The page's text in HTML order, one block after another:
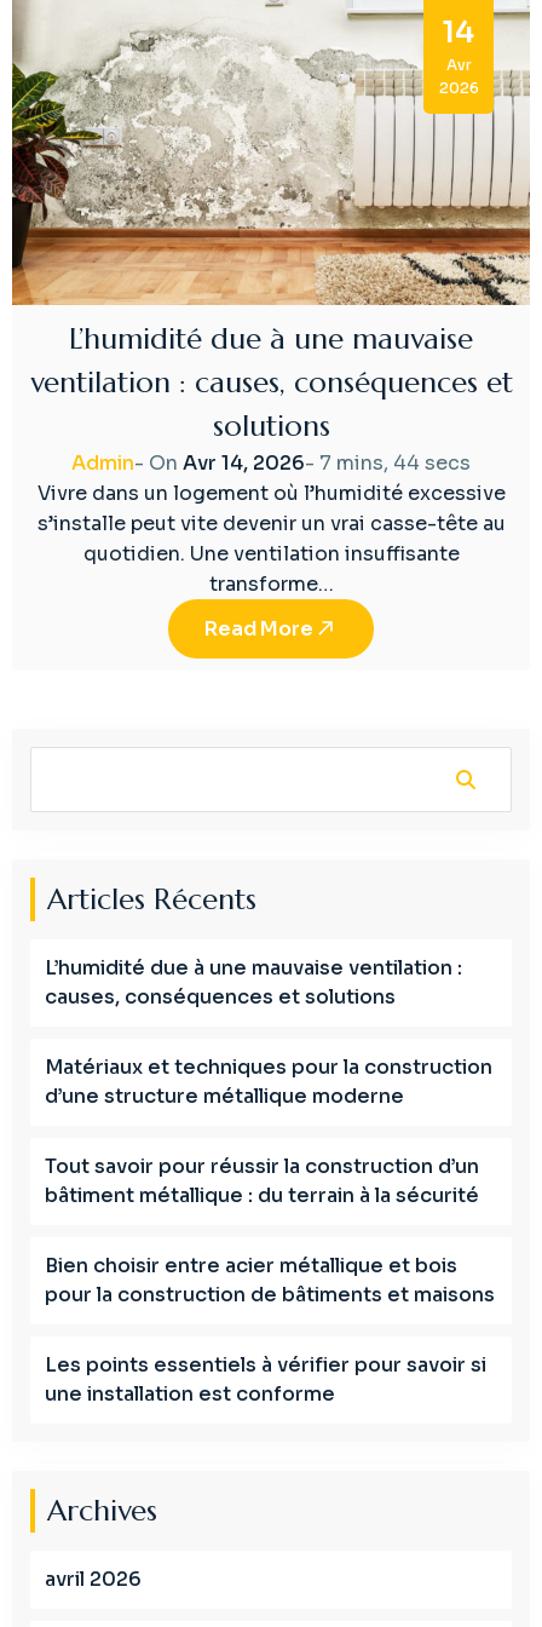
14
Avr
2026
L’humidité due à une mauvaise
ventilation : causes, conséquences et
solutions
Admin- On Avr 14, 2026- 7 mins, 44 secs
Vivre dans un logement où l’humidité excessive
s’installe peut vite devenir un vrai casse-tête au
quotidien. Une ventilation insuffisante
transforme…
Read More
Articles Récents
L’humidité due à une mauvaise ventilation :
causes, conséquences et solutions
Matériaux et techniques pour la construction
d’une structure métallique moderne
Tout savoir pour réussir la construction d’un
bâtiment métallique : du terrain à la sécurité
Bien choisir entre acier métallique et bois
pour la construction de bâtiments et maisons
Les points essentiels à vérifier pour savoir si
une installation est conforme
Archives
avril 2026